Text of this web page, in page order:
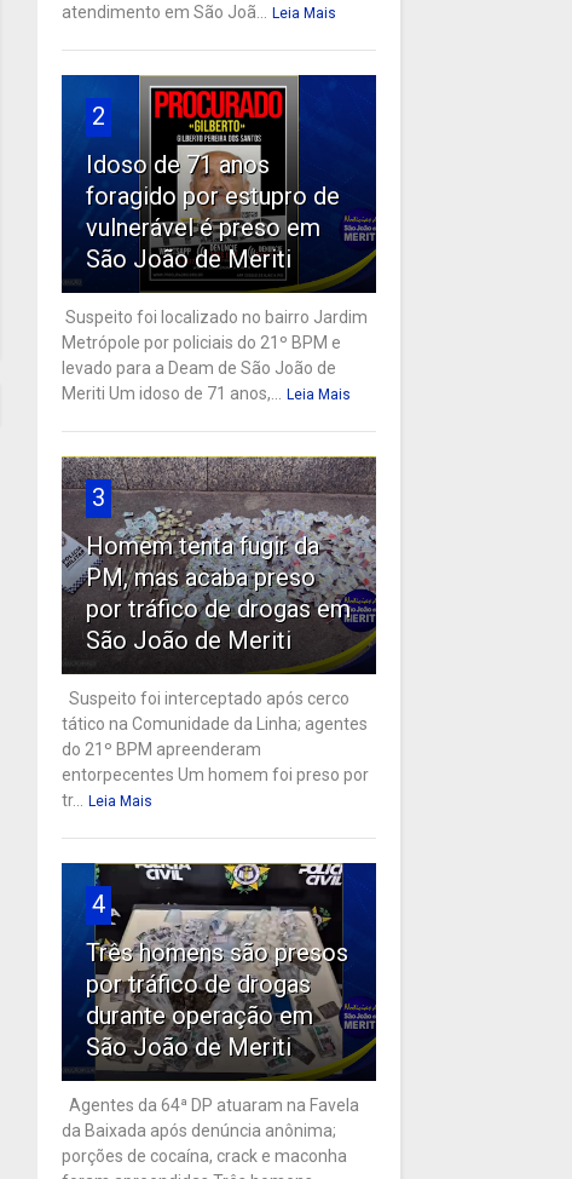
atendimento em São Joã...
Leia Mais
2
Idoso de 71 anos
foragido por estupro de
vulnerável é preso em
São João de Meriti
Suspeito foi localizado no bairro Jardim
Metrópole por policiais do 21º BPM e
levado para a Deam de São João de
Meriti Um idoso de 71 anos,...
Leia Mais
3
Homem tenta fugir da
PM, mas acaba preso
por tráfico de drogas em
São João de Meriti
Suspeito foi interceptado após cerco
tático na Comunidade da Linha; agentes
do 21º BPM apreenderam
entorpecentes Um homem foi preso por
tr...
Leia Mais
4
Três homens são presos
por tráfico de drogas
durante operação em
São João de Meriti
Agentes da 64ª DP atuaram na Favela
da Baixada após denúncia anônima;
porções de cocaína, crack e maconha